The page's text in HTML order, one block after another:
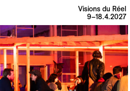
Visions du Réel
9–18.4.2027